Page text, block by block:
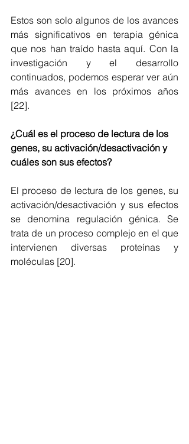
Estos son solo algunos de los avances
más significativos en terapia génica
que nos han traído hasta aquí. Con la
investigación y el desarrollo
continuados, podemos esperar ver aún
más avances en los próximos años
[22].
¿Cuál es el proceso de lectura de los
genes, su activación/desactivación y
cuáles son sus efectos?
El proceso de lectura de los genes, su
activación/desactivación y sus efectos
se denomina regulación génica. Se
trata de un proceso complejo en el que
intervienen diversas proteínas y
moléculas [20].